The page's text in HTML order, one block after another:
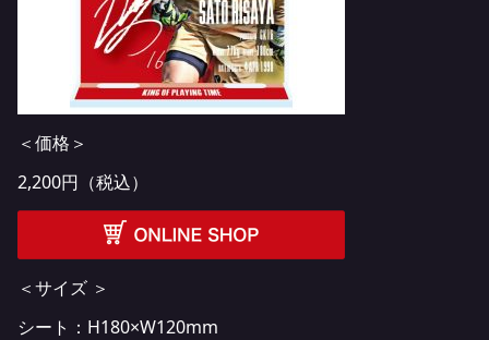
＜価格＞
2,200円（税込）
＜サイズ ＞
シート：H180×W120mm